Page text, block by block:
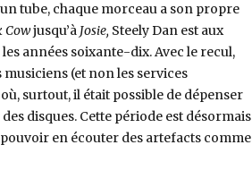
tube, chaque morceau a son propre
Cowjusqu’à Josie, Steely Dan est aux
années soixante-dix. Avec le recul,
(et non les services
surtout, il était possible de dépenser
disques. Cette période est désormais
en écouter des artefacts comme